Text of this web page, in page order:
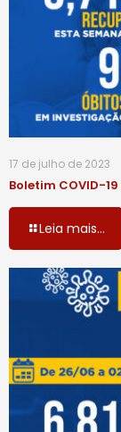
17 de julho de 2023
Boletim COVID-
Leia mais...